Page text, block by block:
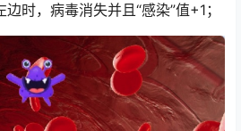
时，病毒消失并且“感染”值+1；